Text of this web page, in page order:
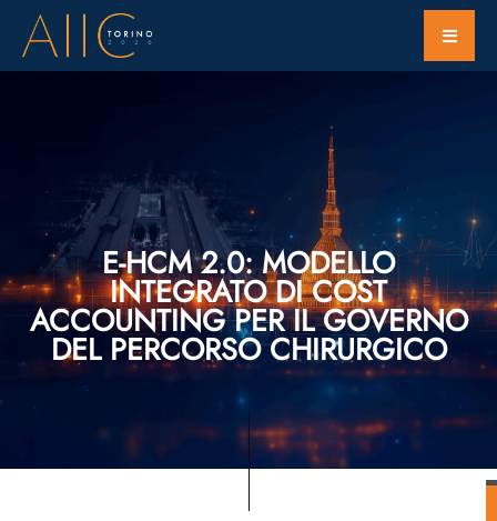
E-HCM 2.0: MODELLO
INTEGRATO DI COST
ACCOUNTING PER IL GOVERNO
DEL PERCORSO CHIRURGICO